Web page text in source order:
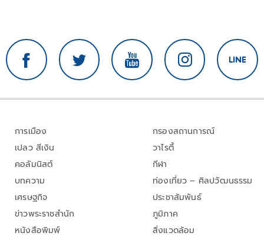
การเมือง
เปลว สีเงิน
คอลัมนิสต์
บทความ
เศรษฐกิจ
ข่าวพระราชสำนัก
หนังสือพิมพ์
กรองสถานการณ์
วาไรตี้
กีฬา
ท่องเที่ยว – ศิลปวัฒนธรรม
ประชาสัมพันธ์
ภูมิภาค
สิ่งแวดล้อม